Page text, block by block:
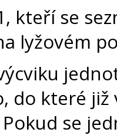
kteří se
lyžovém
do které již
se